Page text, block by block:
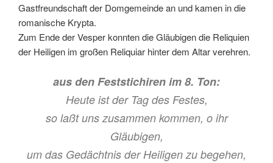
Gastfreundschaft der Domgemeinde an und kamen in die
romanische Krypta.
Zum Ende der Vesper konnten die Gläubigen die Reliquien
der Heiligen im großen Reliquiar hinter dem Altar verehren.
aus den Feststichiren im 8. Ton:
Heute ist der Tag des Festes,
so laßt uns zusammen kommen, o ihr
Gläubigen,
um das Gedächtnis der Heiligen zu begehen,